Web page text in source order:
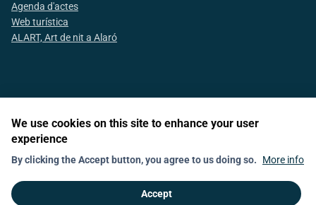
Agenda d'actes
Web turística
ALART, Art de nit a Alaró
News Política de galetes (Cookies)
Contact
Declaració d'accesibilitat
We use cookies on this site to enhance your user
experience
By clicking the Accept button, you agree to us doing so. More info
Accept